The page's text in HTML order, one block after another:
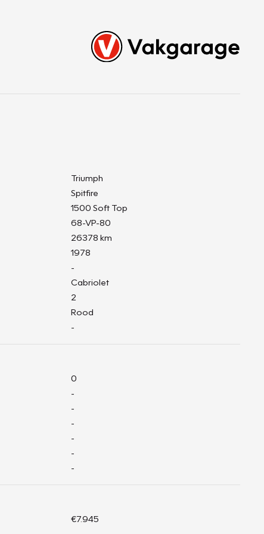
Triumph
Spitfire
1500 Soft Top
68-VP-80
26378 km
1978
-
Cabriolet
2
Rood
-
0
-
-
-
-
-
-
€7.945